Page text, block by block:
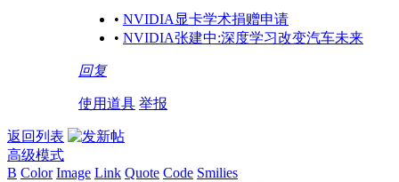
• NVIDIA显卡学术捐赠申请
• NVIDIA张建中:深度学习改变汽车未来
回复
使用道具 举报
返回列表
高级模式
B Color Image Link Quote Code Smilies